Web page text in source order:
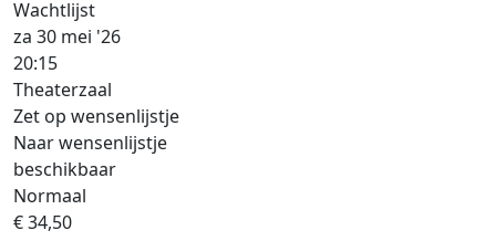
Wachtlijst
za 30 mei '26
20:15
Theaterzaal
Zet op wensenlijstje
Naar wensenlijstje
beschikbaar
Normaal
€ 34,50